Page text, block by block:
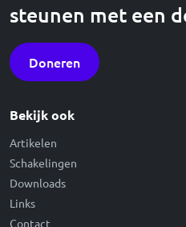
steunen met een
Doneren
Bekijk ook
Artikelen
Schakelingen
Downloads
Links
Contact